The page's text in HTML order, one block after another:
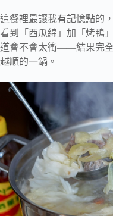
這餐裡最讓我有記憶點的
看到「西瓜綿」加「烤鴨
道會不會太衝——結果完
越順的一鍋。